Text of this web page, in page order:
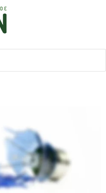
zur Reparatur
auf das
dem zuständigen
in der